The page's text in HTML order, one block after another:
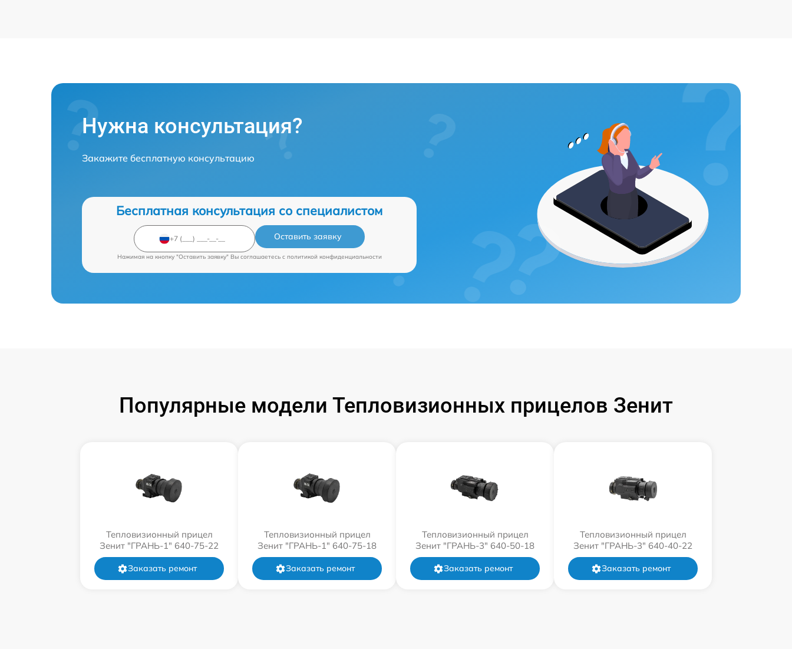
Нужна консультация?
Закажите бесплатную консультацию
Бесплатная консультация со специалистом
Оставить заявку
Нажимая на кнопку "Оставить заявку" Вы соглашаетесь c политикой конфиденциальности
Популярные модели Тепловизионных прицелов Зенит
Тепловизионный прицел
Зенит "ГРАНЬ-1" 640-75-22
Заказать ремонт
Тепловизионный прицел
Зенит "ГРАНЬ-1" 640-75-18
Заказать ремонт
Тепловизионный прицел
Зенит "ГРАНЬ-3" 640-50-18
Заказать ремонт
Тепловизионный прицел
Зенит "ГРАНЬ-3" 640-40-22
Заказать ремонт